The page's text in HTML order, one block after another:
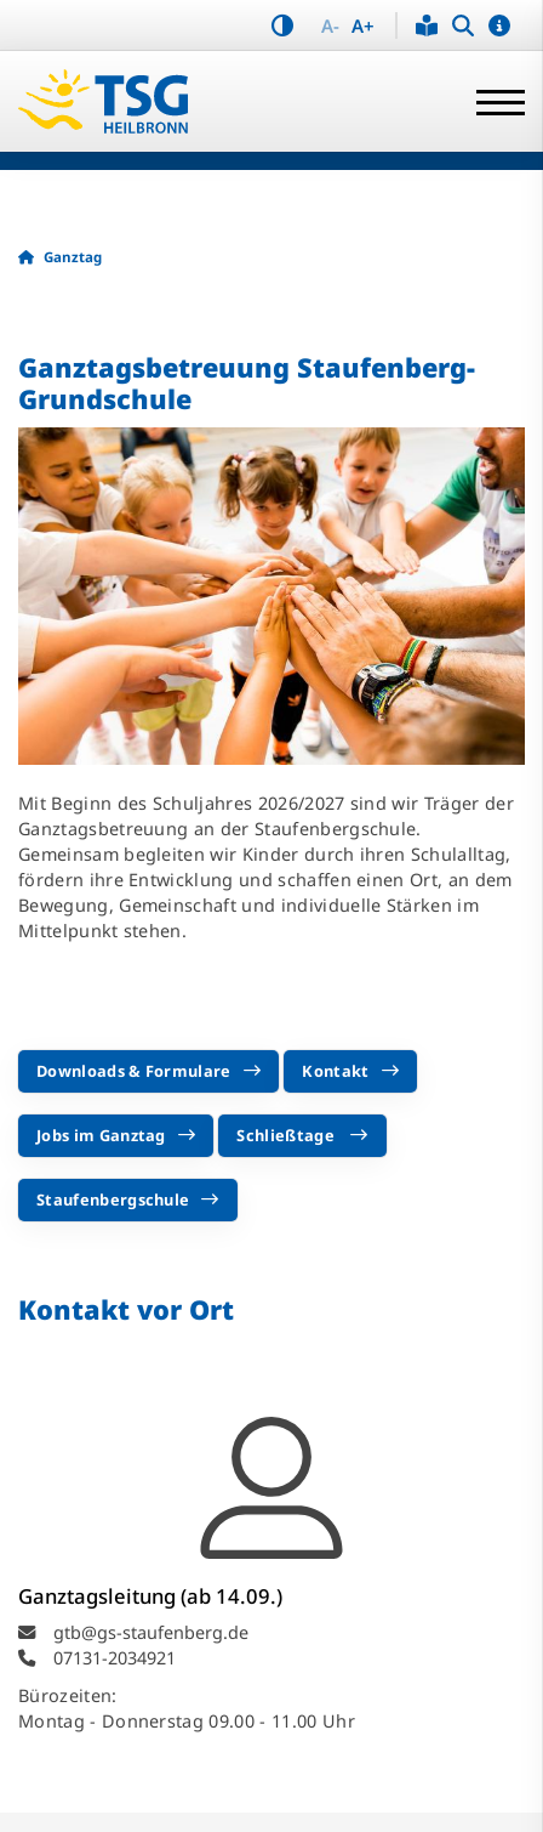
A- A+
Ganztag
Ganztagsbetreuung Staufenberg-
Grundschule
Mit Beginn des Schuljahres 2026/2027 sind wir Träger der
Ganztagsbetreuung an der Staufenbergschule.
Gemeinsam begleiten wir Kinder durch ihren Schulalltag,
fördern ihre Entwicklung und schaffen einen Ort, an dem
Bewegung, Gemeinschaft und individuelle Stärken im
Mittelpunkt stehen.
Downloads & Formulare Kontakt
Jobs im Ganztag Schließtage
Staufenbergschule
Kontakt vor Ort
Ganztagsleitung (ab 14.09.)
gtb@gs-staufenberg.de
07131-2034921
Bürozeiten:
Montag - Donnerstag 09.00 - 11.00 Uhr